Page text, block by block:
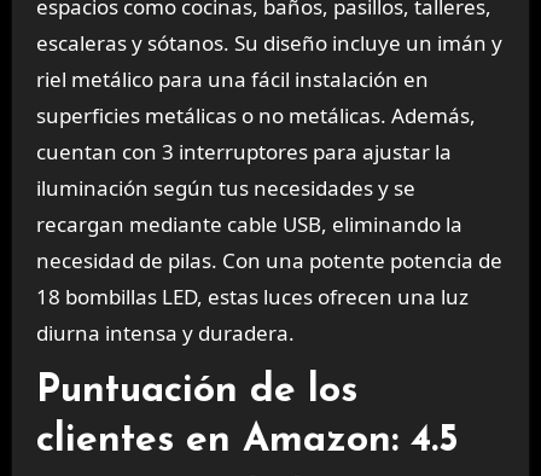
espacios como cocinas, baños, pasillos, talleres,
escaleras y sótanos. Su diseño incluye un imán y
riel metálico para una fácil instalación en
superficies metálicas o no metálicas. Además,
cuentan con 3 interruptores para ajustar la
iluminación según tus necesidades y se
recargan mediante cable USB, eliminando la
necesidad de pilas. Con una potente potencia de
18 bombillas LED, estas luces ofrecen una luz
diurna intensa y duradera.
Puntuación de los
clientes en Amazon: 4.5